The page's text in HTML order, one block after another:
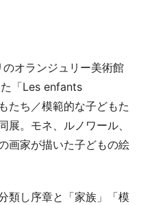
オランジュリー美術館
「Les enfants
たち／模範的な子どもた
展。モネ、ルノワール、
画家が描いた子どもの絵
類し序章と「家族」「模